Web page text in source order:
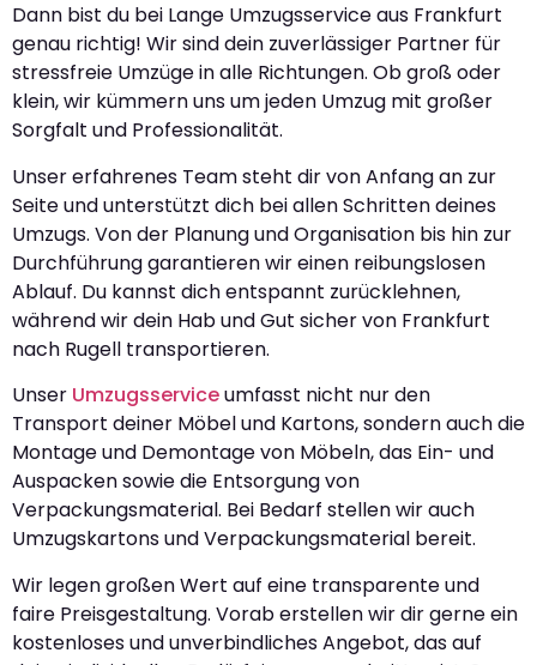
Dann bist du bei Lange Umzugsservice aus Frankfurt
genau richtig! Wir sind dein zuverlässiger Partner für
stressfreie Umzüge in alle Richtungen. Ob groß oder
klein, wir kümmern uns um jeden Umzug mit großer
Sorgfalt und Professionalität.
Unser erfahrenes Team steht dir von Anfang an zur
Seite und unterstützt dich bei allen Schritten deines
Umzugs. Von der Planung und Organisation bis hin zur
Durchführung garantieren wir einen reibungslosen
Ablauf. Du kannst dich entspannt zurücklehnen,
während wir dein Hab und Gut sicher von Frankfurt
nach Rugell transportieren.
Unser Umzugsserviceumfasst nicht nur den
Transport deiner Möbel und Kartons, sondern auch die
Montage und Demontage von Möbeln, das Ein- und
Auspacken sowie die Entsorgung von
Verpackungsmaterial. Bei Bedarf stellen wir auch
Umzugskartons und Verpackungsmaterial bereit.
Wir legen großen Wert auf eine transparente und
faire Preisgestaltung. Vorab erstellen wir dir gerne ein
kostenloses und unverbindliches Angebot, das auf